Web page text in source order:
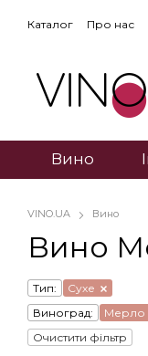
Каталог Про нас
Вино
VINO.UA Вино
Вино
Тип:
Сухе
Виноград:
Мерло
Очистити фільтр